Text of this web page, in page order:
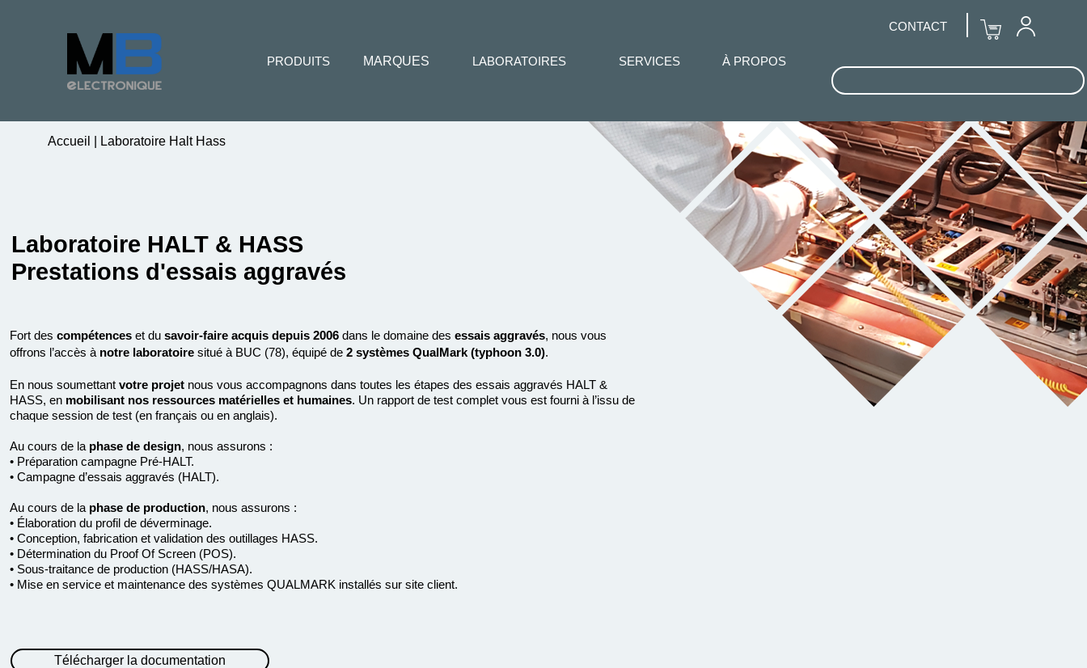
Accueil Laboratoire Halt Hass
Laboratoire HALT & HASS
Prestations d'essais aggravés
Fort des compétenceset du savoir-faire acquis depuis 2006dans le domaine des essais aggravés, nous vous
offrons l’accès à notre laboratoiresitué à BUC (78), équipé de 2 systèmes QualMark (typhoon 3.0).
En nous soumettant votre projetnous vous accompagnons dans toutes les étapes des essais aggravés HALT &
HASS, en mobilisant nos ressources matérielles et humaines. Un rapport de test complet vous est fourni à l’issu de
chaque session de test (en français ou en anglais).
Au cours de la phase de design, nous assurons :
• Préparation campagne Pré-HALT.
• Campagne d’essais aggravés (HALT).
Au cours de la phase de production, nous assurons :
• Élaboration du profil de déverminage.
• Conception, fabrication et validation des outillages HASS.
• Détermination du Proof Of Screen (POS).
• Sous-traitance de production (HASS/HASA).
• Mise en service et maintenance des systèmes QUALMARK installés sur site client.
Télécharger la documentation
CONTACT
PRODUITS MARQUES LABORATOIRES SERVICES À PROPOS